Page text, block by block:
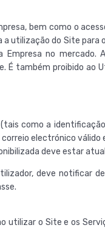
bem como o
utilização do Site para
no mercado.
É também proibido ao
como a
electrónico válido
deve estar
deve notificar
utilizar o Site e os